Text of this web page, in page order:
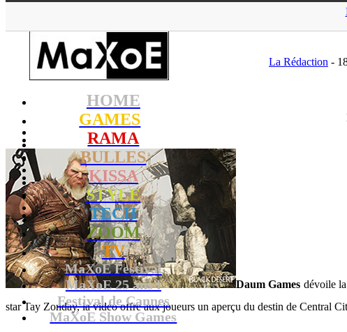
HOME
GAMES
RAMA
BULLES
KISSA
STYLE
TECH
ZOOM
TV
MaXoE Festival
MaXoE 25 ans !
Festival de Cannes
MaXoE Show Games
La Rédaction -
Daum Games dévoile
star Tay Zonday, la vidéo offre aux joueurs un aperçu du destin de Central